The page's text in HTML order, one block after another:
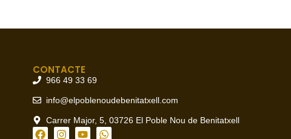
CONTACTE
966 49 33 69
info@elpoblenoudebenitatxell.com
Carrer Major, 5, 03726 El Poble Nou de Benitatxell